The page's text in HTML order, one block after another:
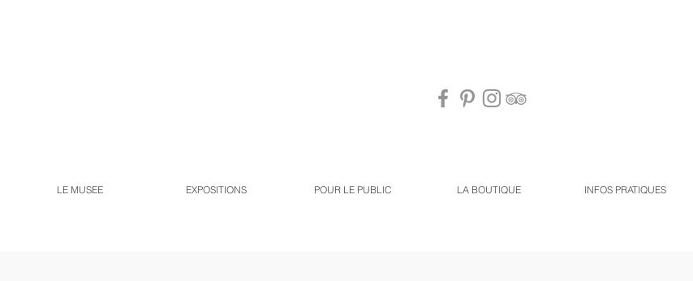
LE MUSEE EXPOSITIONS POUR LE PUBLIC LA BOUTIQUE INFOS PRATIQUES